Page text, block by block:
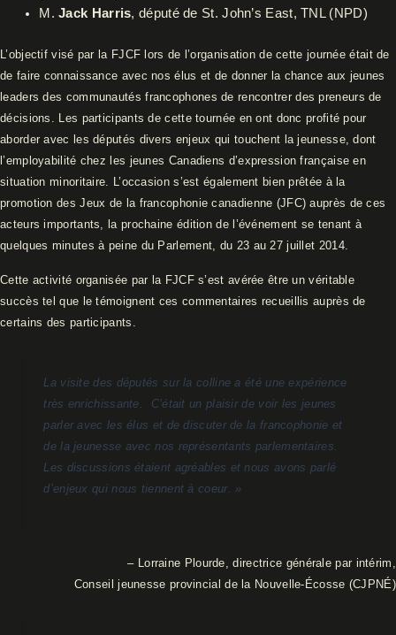
M.Jack Harris, député de St. John’s East, TNL (NPD)
L’objectif visé par la FJCF lors de l’organisation de cette journée était de
de faire connaissance avec nos élus et de donner la chance aux jeunes
leaders des communautés francophones de rencontrer des preneurs de
décisions. Les participants de cette tournée en ont donc profité pour
aborder avec les députés divers enjeux qui touchent la jeunesse, dont
l’employabilité chez les jeunes Canadiens d’expression française en
situation minoritaire. L’occasion s’est également bien prêtée à la
promotion des Jeux de la francophonie canadienne (JFC) auprès de ces
acteurs importants, la prochaine édition de l’événement se tenant à
quelques minutes à peine du Parlement, du 23 au 27 juillet 2014.
Cette activité organisée par la FJCF s’est avérée être un véritable
succès tel que le témoignent ces commentaires recueillis auprès de
certains des participants.
La visite des députés sur la colline a été une expérience
très enrichissante. C’était un plaisir de voir les jeunes
parler avec les élus et de discuter de la francophonie et
de la jeunesse avec nos représentants parlementaires.
Les discussions étaient agréables et nous avons parlé
d’enjeux qui nous tiennent à coeur. »
– Lorraine Plourde, directrice générale par intérim,
Conseil jeunesse provincial de la Nouvelle-Écosse (CJPNÉ)